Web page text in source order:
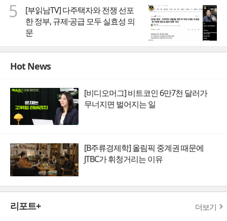
5
[부읽남TV] 다주택자와 전쟁 선포
한 정부, 규제·공급 모두 실효성 의
문
Hot News
[비디오머그] 비트코인 6만7천 달러가
무너지면 벌어지는 일
[B주류경제학] 올림픽 중계권 때문에
JTBC가 휘청거리는 이유
리포트+ 더보기